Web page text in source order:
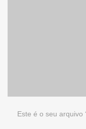
Este é o seu arquivo